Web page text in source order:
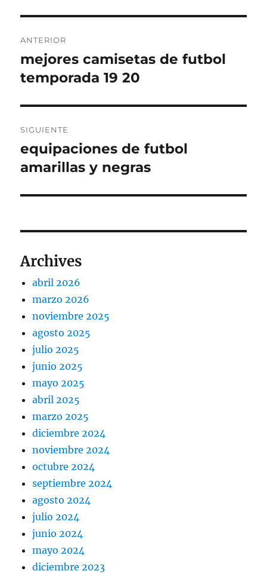
de
entradas
ANTERIOR
Entrada
anterior:
mejores camisetas de futbol
temporada 19 20
SIGUIENTE
Entrada
siguiente:
equipaciones de futbol
amarillas y negras
Archives
abril 2026
marzo 2026
noviembre 2025
agosto 2025
julio 2025
junio 2025
mayo 2025
abril 2025
marzo 2025
diciembre 2024
noviembre 2024
octubre 2024
septiembre 2024
agosto 2024
julio 2024
junio 2024
mayo 2024
diciembre 2023